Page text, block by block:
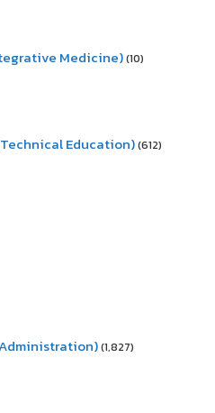
Medicine)(10)
Education)(612)
(1,827)